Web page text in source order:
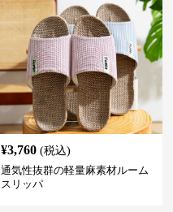
¥3,760 (税込)
通気性抜群の軽量麻素材ルーム
スリッパ